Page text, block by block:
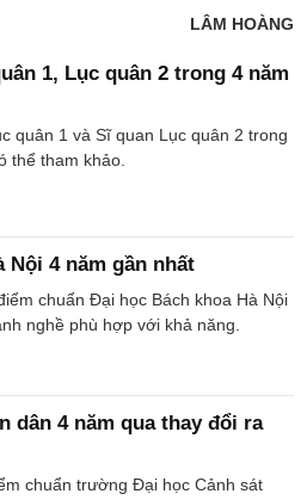
LÂM HOÀNG
1, Lục quân 2 trong 4 năm
quân 1 và Sĩ quan Lục quân 2 trong
thể tham khảo.
Nội 4 năm gần nhất
chuẩn Đại học Bách khoa Hà Nội
nghề phù hợp với khả năng.
dân 4 năm qua thay đổi ra
chuẩn trường Đại học Cảnh sát